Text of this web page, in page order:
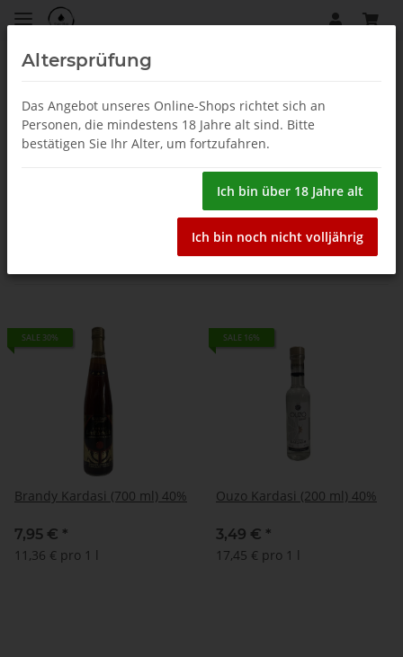
Kardasi
Filter und Sortierung
Artikel 1 - 5 von 5
SALE 30%
Brandy Kardasi (700 ml) 40%
7,95 € *
11,36 € pro 1 l
SALE 16%
Ouzo Kardasi (200 ml) 40%
3,49 € *
17,45 € pro 1 l
Altersprüfung
Das Angebot unseres Online-Shops richtet sich an
Personen, die mindestens 18 Jahre alt sind. Bitte
bestätigen Sie Ihr Alter, um fortzufahren.
Ich bin über 18 Jahre alt
Ich bin noch nicht volljährig